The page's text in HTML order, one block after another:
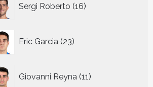
Sergi Roberto 16
producten
Eric Garcia 23
producten
Giovanni Reyna 11
producten